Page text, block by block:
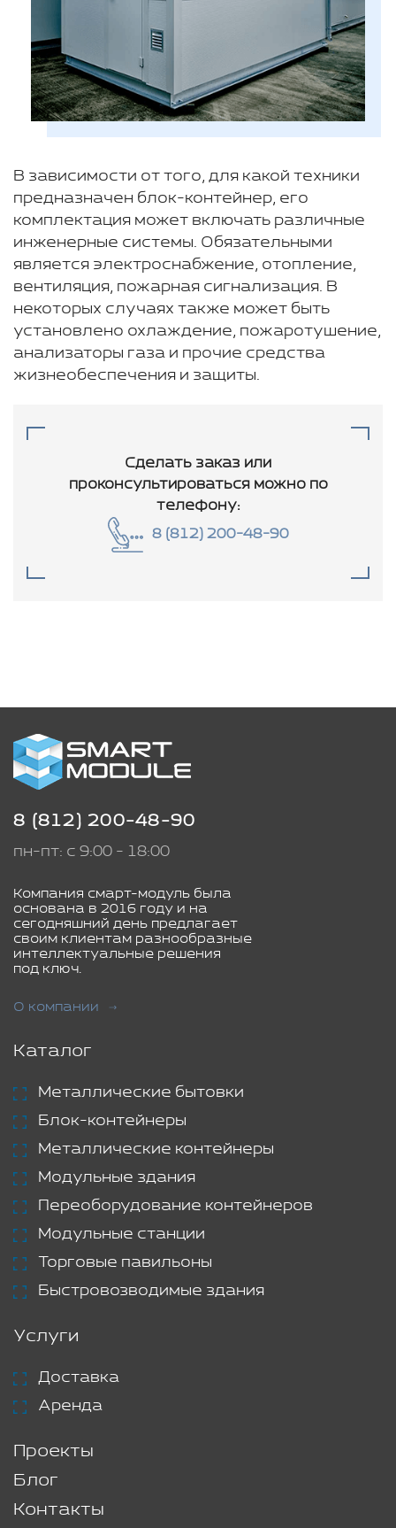
В зависимости от того, для какой техники
предназначен блок-контейнер, его
комплектация может включать различные
инженерные системы. Обязательными
является электроснабжение, отопление,
вентиляция, пожарная сигнализация. В
некоторых случаях также может быть
установлено охлаждение, пожаротушение,
анализаторы газа и прочие средства
жизнеобеспечения и защиты.
Сделать заказ или
проконсультироватьсяможно по
телефону:
8 (812) 200-48-90
8 (812) 200-48-90
пн-пт: с 9:00 - 18:00
Компания смарт-модуль была
основана в 2016 году и на
сегодняшний день предлагает
своим клиентам разнообразные
интеллектуальные решения
под ключ.
О компании
Каталог
Металлические бытовки
Блок-контейнеры
Металлические контейнеры
Модульные здания
Переоборудование контейнеров
Модульные станции
Торговые павильоны
Быстровозводимые здания
Услуги
Доставка
Аренда
Проекты
Блог
Контакты